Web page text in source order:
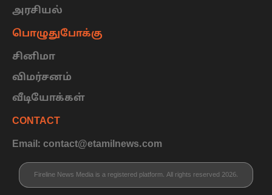
அரசியல்
பொழுதுபோக்கு
சினிமா
விமர்சனம்
வீடியோக்கள்
CONTACT
Email: contact@etamilnews.com
Fireline News Media is a registered platform. All rights reserved 2026.